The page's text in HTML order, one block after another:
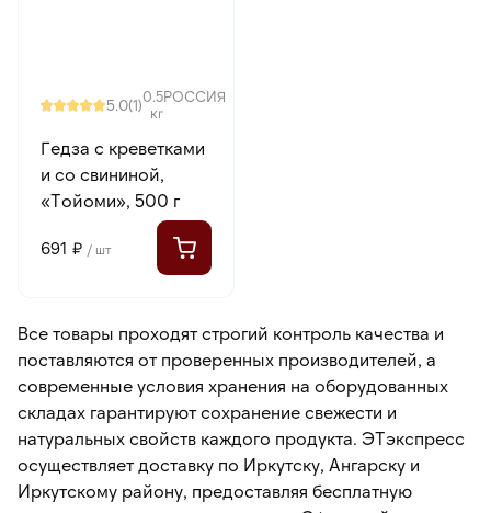
5.0(1)0.5
кг
РОССИЯ
Гедза с креветками
и со свининой,
«Тойоми», 500 г
691 ₽ / шт
Все товары проходят строгий контроль качества и
поставляются от проверенных производителей, а
современные условия хранения на оборудованных
складах гарантируют сохранение свежести и
натуральных свойств каждого продукта. ЭТэкспресс
осуществляет доставку по Иркутску, Ангарску и
Иркутскому району, предоставляя бесплатную